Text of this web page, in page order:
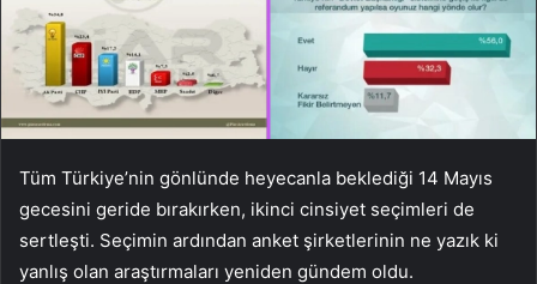
Tüm Türkiye’nin gönlünde heyecanla beklediği 14 Mayıs
gecesini geride bırakırken, ikinci cinsiyet seçimleri de
sertleşti. Seçimin ardından anket şirketlerinin ne yazık ki
yanlış olan araştırmaları yeniden gündem oldu.